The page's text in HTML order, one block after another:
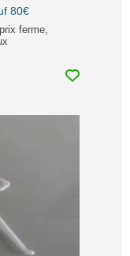
80€
ferme,